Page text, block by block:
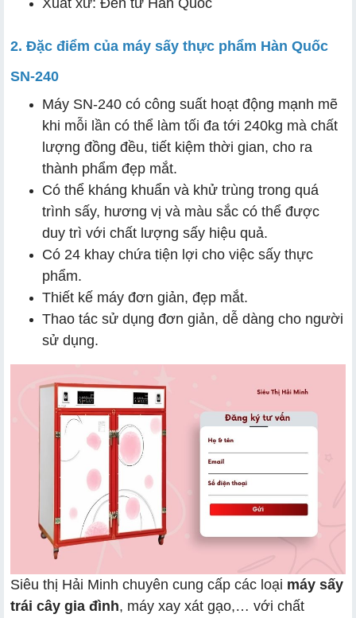
Xuất xứ: Đến từ Hàn Quốc
2. Đặc điểm của máy sấy thực phẩm Hàn Quốc
SN-240
Máy SN-240 có công suất hoạt động mạnh mẽ
khi mỗi lần có thể làm tối đa tới 240kg mà chất
lượng đồng đều, tiết kiệm thời gian, cho ra
thành phẩm đẹp mắt.
Có thể kháng khuẩn và khử trùng trong quá
trình sấy, hương vị và màu sắc có thể được
duy trì với chất lượng sấy hiệu quả.
Có 24 khay chứa tiện lợi cho việc sấy thực
phẩm.
Thiết kế máy đơn giản, đẹp mắt.
Thao tác sử dụng đơn giản, dễ dàng cho người
sử dụng.
Siêu thị Hải Minh chuyên cung cấp các loại máy sấy
trái cây gia đình, máy xay xát gạo,… với chất